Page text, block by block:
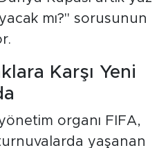
mı?" sorusunun
Karşı Yeni
organı FIFA,
yaşanan